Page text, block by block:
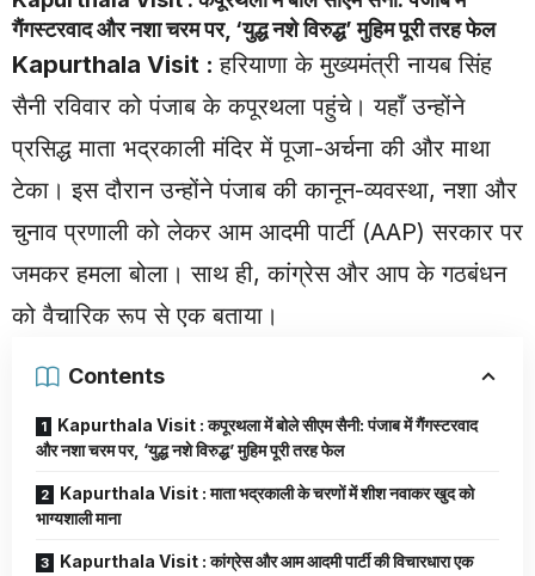
गैंगस्टरवाद और नशा चरम पर, ‘युद्ध नशे विरुद्ध’ मुहिम पूरी तरह फेल
Kapurthala Visit :हरियाणा के मुख्यमंत्री नायब सिंह
सैनी रविवार को पंजाब के कपूरथला पहुंचे। यहाँ उन्होंने
प्रसिद्ध माता भद्रकाली मंदिर में पूजा-अर्चना की और माथा
टेका। इस दौरान उन्होंने पंजाब की कानून-व्यवस्था, नशा और
चुनाव प्रणाली को लेकर आम आदमी पार्टी (AAP) सरकार पर
जमकर हमला बोला। साथ ही, कांग्रेस और आप के गठबंधन
को वैचारिक रूप से एक बताया।
Contents
Kapurthala Visit : कपूरथला में बोले सीएम सैनी: पंजाब में गैंगस्टरवाद
और नशा चरम पर, ‘युद्ध नशे विरुद्ध’ मुहिम पूरी तरह फेल
Kapurthala Visit : माता भद्रकाली के चरणों में शीश नवाकर खुद को
भाग्यशाली माना
Kapurthala Visit : कांग्रेस और आम आदमी पार्टी की विचारधारा एक